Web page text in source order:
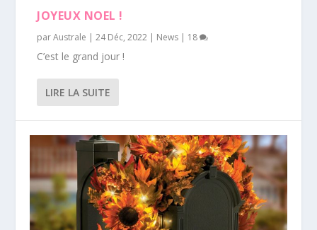
JOYEUX NOEL !
parAustrale |24 Déc, 2022 | News | 18
C’est le grand jour !
LIRE LA SUITE